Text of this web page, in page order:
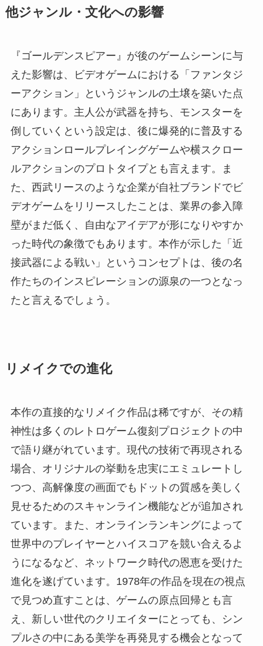
他ジャンル・文化への影響
『ゴールデンスピアー』が後のゲームシーンに与
えた影響は、ビデオゲームにおける「ファンタジ
ーアクション」というジャンルの土壌を築いた点
にあります。主人公が武器を持ち、モンスターを
倒していくという設定は、後に爆発的に普及する
アクションロールプレイングゲームや横スクロー
ルアクションのプロトタイプとも言えます。ま
た、西武リースのような企業が自社ブランドでビ
デオゲームをリリースしたことは、業界の参入障
壁がまだ低く、自由なアイデアが形になりやすか
った時代の象徴でもあります。本作が示した「近
接武器による戦い」というコンセプトは、後の名
作たちのインスピレーションの源泉の一つとなっ
たと言えるでしょう。
リメイクでの進化
本作の直接的なリメイク作品は稀ですが、その精
神性は多くのレトロゲーム復刻プロジェクトの中
で語り継がれています。現代の技術で再現される
場合、オリジナルの挙動を忠実にエミュレートし
つつ、高解像度の画面でもドットの質感を美しく
見せるためのスキャンライン機能などが追加され
ています。また、オンラインランキングによって
世界中のプレイヤーとハイスコアを競い合えるよ
うになるなど、ネットワーク時代の恩恵を受けた
進化を遂げています。1978年の作品を現在の視点
で見つめ直すことは、ゲームの原点回帰とも言
え、新しい世代のクリエイターにとっても、シン
プルさの中にある美学を再発見する機会となって